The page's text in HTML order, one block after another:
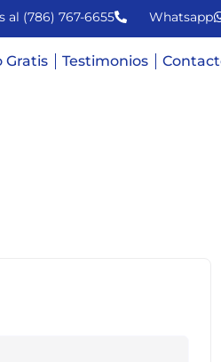
al (786) 767-6655 Whatsapp
Gratis Testimonios